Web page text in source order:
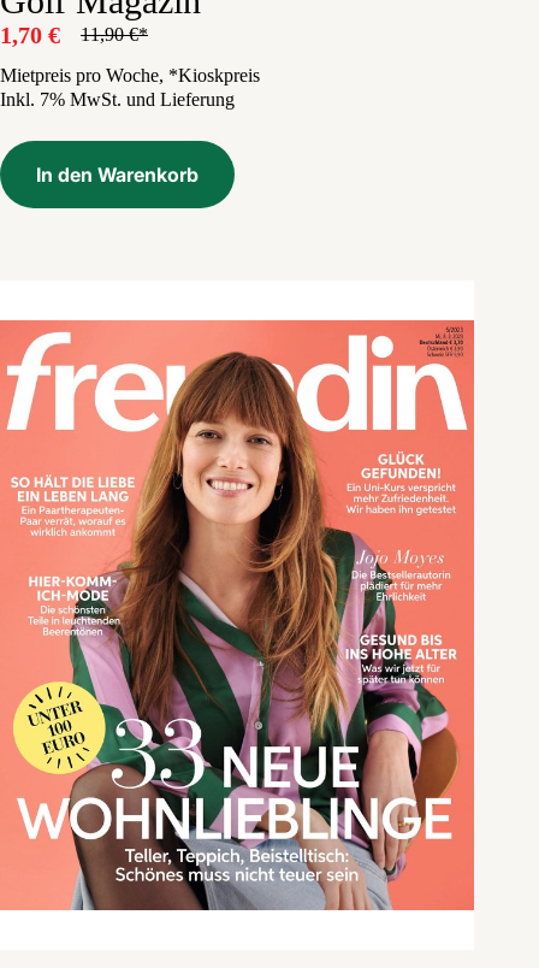
11,90€
Ursprünglicher
Preis
war:
1,70 €
Aktueller
Preis
ist:
Mietpreis pro Woche, *Kioskpreis
Inkl. 7% MwSt. und Lieferung
In den Warenkorb